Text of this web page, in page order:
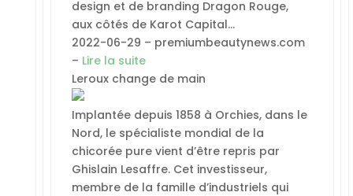
design et de branding Dragon Rouge,
aux côtés de Karot Capital…
2022-06-29 – premiumbeautynews.com
– Lire la suite
Leroux change de main
Implantée depuis 1858 à Orchies, dans le
Nord, le spécialiste mondial de la
chicorée pure vient d’être repris par
Ghislain Lesaffre. Cet investisseur,
membre de la famille d’industriels qui